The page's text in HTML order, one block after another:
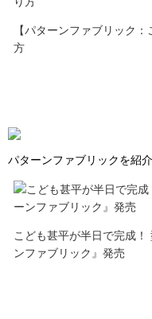
【パターンファブリック
方
パターンファブリックを紹
こども甚平が半日で完成
ンファブリック』発売